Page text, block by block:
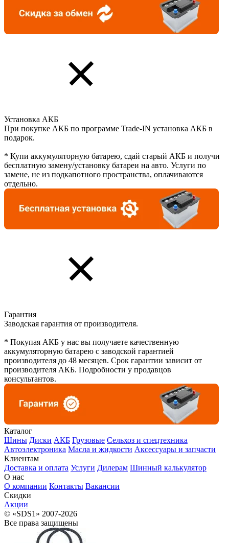
Установка АКБ
При покупке АКБ по программе Trade-IN установка АКБ в
подарок.
* Купи аккумуляторную батарею, сдай старый АКБ и получи
бесплатную замену/установку батареи на авто. Услуги по
замене, не из подкапотного пространства, оплачиваются
отдельно.
Гарантия
Заводская гарантия от производителя.
* Покупая АКБ у нас вы получаете качественную
аккумуляторную батарею с заводской гарантией
производителя до 48 месяцев. Срок гарантии зависит от
производителя АКБ. Подробности у продавцов
консультантов.
Каталог
Шины Диски АКБ Грузовые Сельхоз и спецтехника
Автоэлектроника Масла и жидкости Аксессуары и запчасти
Клиентам
Доставка и оплата Услуги Дилерам Шинный калькулятор
О нас
О компании Контакты Вакансии
Скидки
Акции
© «SDS1» 2007-2026
Все права защищены